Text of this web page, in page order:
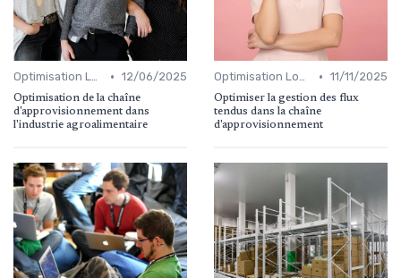
Optimisation Logistique • 12/06/2025
Optimisation de la chaîne
d'approvisionnement dans
l'industrie agroalimentaire
Optimisation Logistique • 11/11/2025
Optimiser la gestion des flux
tendus dans la chaîne
d'approvisionnement